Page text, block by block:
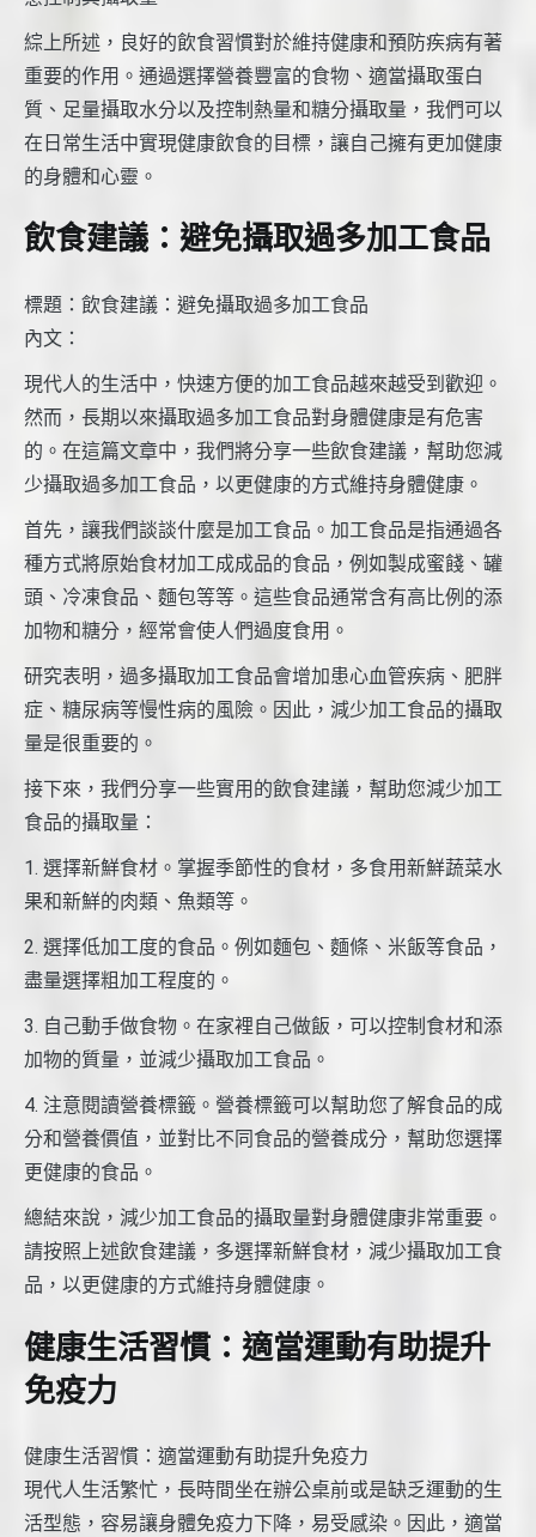
綜上所述，良好的飲食習慣對於維持健康和預防疾病有著
重要的作用。通過選擇營養豐富的食物、適當攝取蛋白
質、足量攝取水分以及控制熱量和糖分攝取量，我們可以
在日常生活中實現健康飲食的目標，讓自己擁有更加健康
的身體和心靈。
飲食建議：避免攝取過多加工食品
標題：飲食建議：避免攝取過多加工食品
內文：
現代人的生活中，快速方便的加工食品越來越受到歡迎。
然而，長期以來攝取過多加工食品對身體健康是有危害
的。在這篇文章中，我們將分享一些飲食建議，幫助您減
少攝取過多加工食品，以更健康的方式維持身體健康。
首先，讓我們談談什麼是加工食品。加工食品是指通過各
種方式將原始食材加工成成品的食品，例如製成蜜餞、罐
頭、冷凍食品、麵包等等。這些食品通常含有高比例的添
加物和糖分，經常會使人們過度食用。
研究表明，過多攝取加工食品會增加患心血管疾病、肥胖
症、糖尿病等慢性病的風險。因此，減少加工食品的攝取
量是很重要的。
接下來，我們分享一些實用的飲食建議，幫助您減少加工
食品的攝取量：
1. 選擇新鮮食材。掌握季節性的食材，多食用新鮮蔬菜水
果和新鮮的肉類、魚類等。
2. 選擇低加工度的食品。例如麵包、麵條、米飯等食品，
盡量選擇粗加工程度的。
3. 自己動手做食物。在家裡自己做飯，可以控制食材和添
加物的質量，並減少攝取加工食品。
4. 注意閱讀營養標籤。營養標籤可以幫助您了解食品的成
分和營養價值，並對比不同食品的營養成分，幫助您選擇
更健康的食品。
總結來說，減少加工食品的攝取量對身體健康非常重要。
請按照上述飲食建議，多選擇新鮮食材，減少攝取加工食
品，以更健康的方式維持身體健康。
健康生活習慣：適當運動有助提升
免疫力
健康生活習慣：適當運動有助提升免疫力
現代人生活繁忙，長時間坐在辦公桌前或是缺乏運動的生
活型態，容易讓身體免疫力下降，易受感染。因此，適當